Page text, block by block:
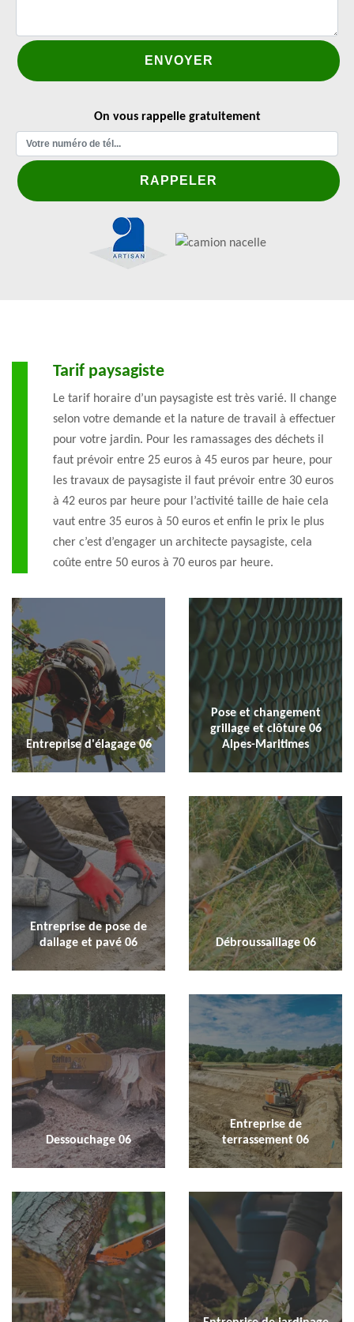
On vous rappelle gratuitement
Tarif paysagiste
Le tarif horaire d’un paysagiste est très varié. Il change
selon votre demande et la nature de travail à effectuer
pour votre jardin. Pour les ramassages des déchets il
faut prévoir entre 25 euros à 45 euros par heure, pour
les travaux de paysagiste il faut prévoir entre 30 euros
à 42 euros par heure pour l’activité taille de haie cela
vaut entre 35 euros à 50 euros et enfin le prix le plus
cher c’est d’engager un architecte paysagiste, cela
coûte entre 50 euros à 70 euros par heure.
Entreprise d'élagage 06
Pose et changement
grillage et clôture 06
Alpes-Maritimes
Entreprise de pose de
dallage et pavé 06
Débroussaillage 06
Dessouchage 06
Entreprise de
terrassement 06